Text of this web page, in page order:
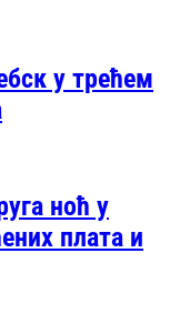
у трећем
ноћ у
плата и